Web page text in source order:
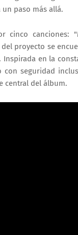
paso más allá.
canciones:
del proyecto se
Inspirada en la
con seguridad
central del álbum.